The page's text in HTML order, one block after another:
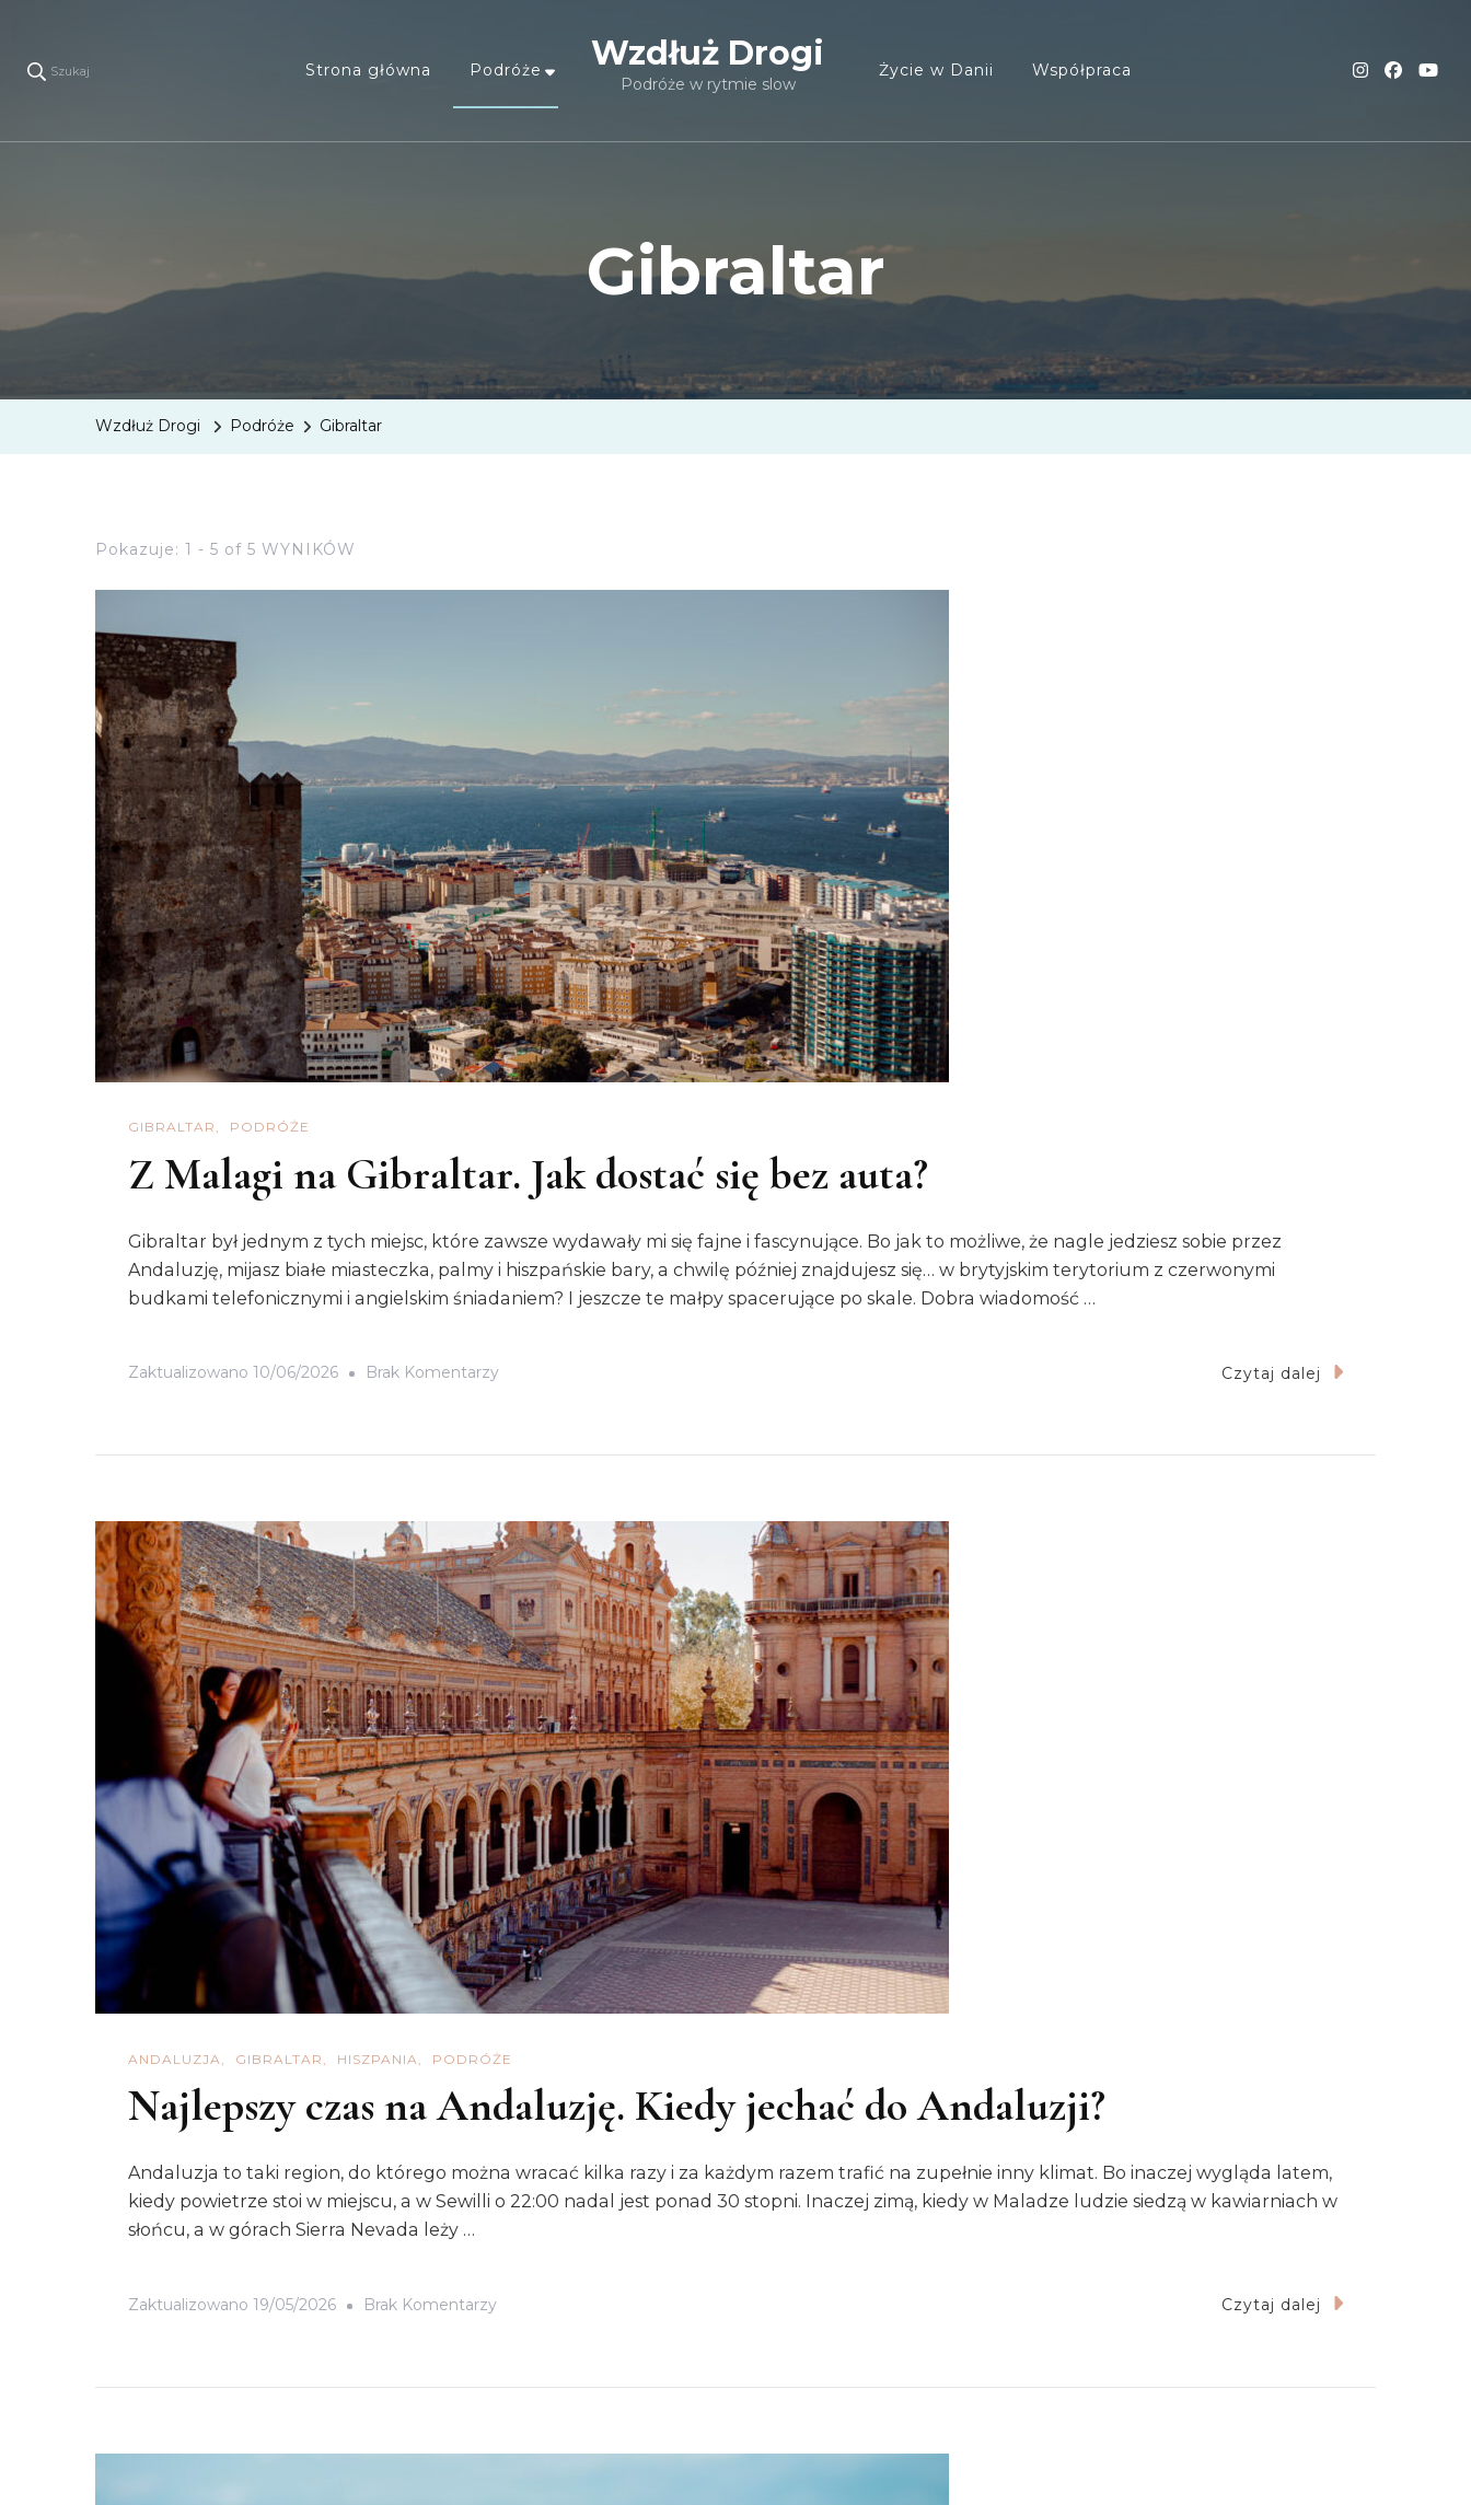
Szukaj Strona główna Podróże Wzdłuż Drogi
Podróże w rytmie slow
Życie w Danii Współpraca
Gibraltar
Wzdłuż Drogi Podróże Gibraltar
Pokazuje: 1 - 5 of 5 WYNIKÓW
GIBRALTAR PODRÓŻE
Z Malagi na Gibraltar. Jak dostać się bez auta?
Gibraltar był jednym z tych miejsc, które zawsze wydawały mi się fajne i fascynujące. Bo jak to możliwe, że nagle jedziesz sobie przez
Andaluzję, mijasz białe miasteczka, palmy i hiszpańskie bary, a chwilę później znajdujesz się… w brytyjskim terytorium z czerwonymi
budkami telefonicznymi i angielskim śniadaniem? I jeszcze te małpy spacerujące po skale. Dobra wiadomość …
Zaktualizowano 10/06/2026 Brak KomentarzyDo
Jak
Dostać
Się
Bez
Auta?
Czytaj dalej
ANDALUZJA GIBRALTAR HISZPANIA PODRÓŻE
Najlepszy czas na Andaluzję. Kiedy jechać do Andaluzji?
Andaluzja to taki region, do którego można wracać kilka razy i za każdym razem trafić na zupełnie inny klimat. Bo inaczej wygląda latem,
kiedy powietrze stoi w miejscu, a w Sewilli o 22:00 nadal jest ponad 30 stopni. Inaczej zimą, kiedy w Maladze ludzie siedzą w kawiarniach w
słońcu, a w górach Sierra Nevada leży …
Zaktualizowano 19/05/2026 Brak KomentarzyDo
Czytaj dalej